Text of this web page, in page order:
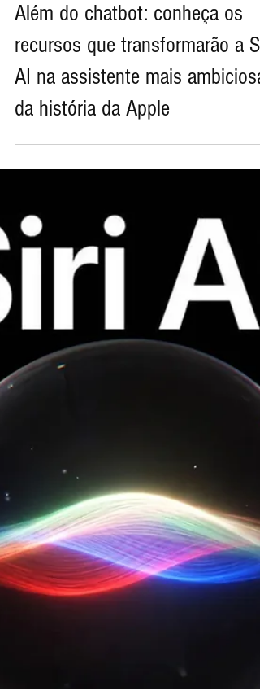
Além do chatbot: conheça os
recursos que transformarão a
AI na assistente mais ambiciosa